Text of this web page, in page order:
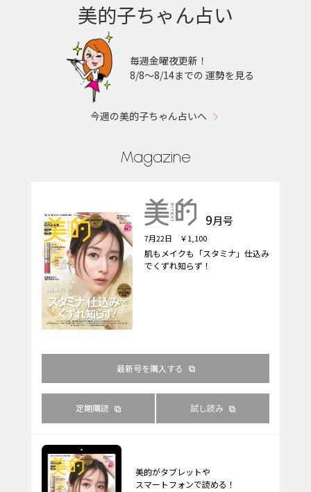
美的子ちゃん占い
毎週金曜夜更新！
8/8〜8/14までの 運勢を見る
今週の美的子ちゃん占いへ
Magazine
9月号
7月22日 ￥1,100
肌もメイクも「スタミナ」仕込み
でくずれ知らず！
最新号を購入する
定期購読 試し読み
美的がタブレットや
スマートフォンで読める！